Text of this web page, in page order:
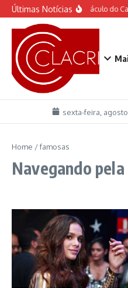
Ir para o conteúdo
Últimas NotíciasO espetáculo do
sexta-feira,
Home /famosas
Navegando